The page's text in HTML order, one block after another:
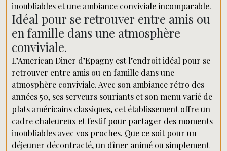
inoubliables et une ambiance conviviale incomparable.
Idéal pour se retrouver entre amis ou
en famille dans une atmosphère
conviviale.
L’American Diner d’Epagny est l’endroit idéal pour se
retrouver entre amis ou en famille dans une
atmosphère conviviale. Avec son ambiance rétro des
années 50, ses serveurs souriants et son menu varié de
plats américains classiques, cet établissement offre un
cadre chaleureux et festif pour partager des moments
inoubliables avec vos proches. Que ce soit pour un
déjeuner décontracté, un dîner animé ou simplement